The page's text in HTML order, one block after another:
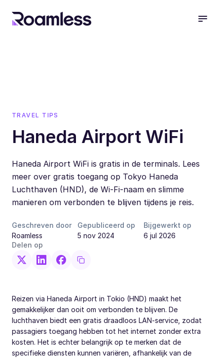
TRAVEL TIPS
Haneda Airport WiFi
Haneda Airport WiFi is gratis in de terminals. Lees
meer over gratis toegang op Tokyo Haneda
Luchthaven (HND), de Wi-Fi-naam en slimme
manieren om verbonden te blijven tijdens je reis.
Geschreven door
Roamless
Gepubliceerd op
5 nov 2024
Bijgewerkt op
6 jul 2026
Delen op
Reizen via Haneda Airport in Tokio (HND) maakt het
gemakkelijker dan ooit om verbonden te blijven. De
luchthaven biedt een gratis draadloos LAN-service, zodat
passagiers toegang hebben tot het internet zonder extra
kosten. Het is echter belangrijk op te merken dat de
specifieke diensten kunnen variëren, afhankelijk van de